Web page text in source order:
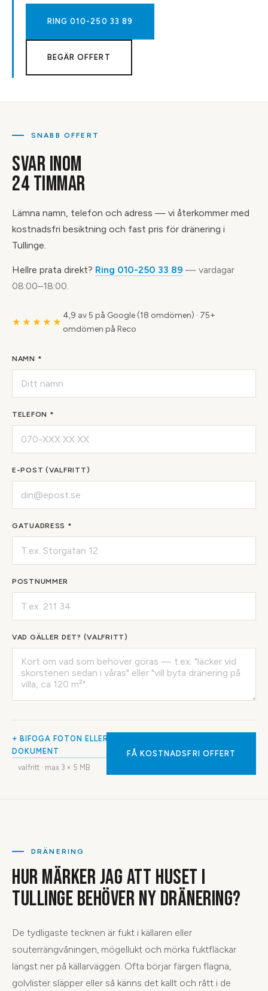
RING010-250 33 89
BEGÄR OFFERT
SNABB OFFERT
SVAR INOM
24 TIMMAR
Lämna namn, telefon och adress — vi återkommer med
kostnadsfri besiktning och fast pris för dränering i
Tullinge.
Hellre prata direkt? Ring 010-250 33 89 — vardagar
08:00–18:00.
★★★★★
4,9 av 5 på Google (18 omdömen) · 75+
omdömen på Reco
NAMN *
TELEFON *
E-POST (VALFRITT)
GATUADRESS *
POSTNUMMER
VAD GÄLLER DET? (VALFRITT)
+ BIFOGA FOTON ELLER
DOKUMENT
valfritt · max 3 × 5 MB
FÅ KOSTNADSFRI OFFERT
DRÄNERING
HUR MÄRKER JAG ATT HUSET I
TULLINGE BEHÖVER NY DRÄNERING?
De tydligaste tecknen är fukt i källaren eller
souterrängvåningen, mögellukt och mörka fuktfläckar
längst ner på källarväggen. Ofta börjar färgen flagna,
golvlister släpper eller så känns det kallt och rått i de